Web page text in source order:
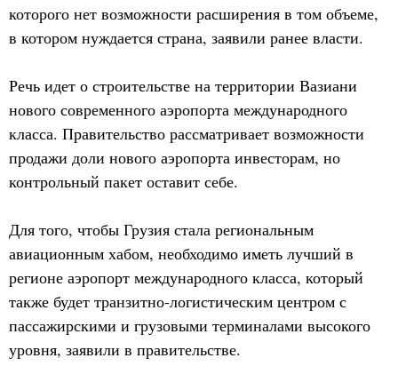
которого нет возможности расширения в том объеме,
в котором нуждается страна, заявили ранее власти.
Речь идет о строительстве на территории Вазиани
нового современного аэропорта международного
класса. Правительство рассматривает возможности
продажи доли нового аэропорта инвесторам, но
контрольный пакет оставит себе.
Для того, чтобы Грузия стала региональным
авиационным хабом, необходимо иметь лучший в
регионе аэропорт международного класса, который
также будет транзитно-логистическим центром с
пассажирскими и грузовыми терминалами высокого
уровня, заявили в правительстве.